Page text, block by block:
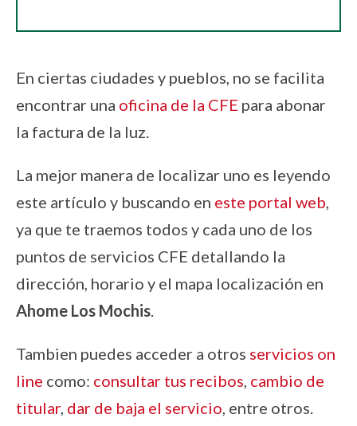
En ciertas ciudades y pueblos, no se facilita
encontrar una oficina de la CFE para abonar
la factura de la luz.
La mejor manera de localizar uno es leyendo
este artículo y buscando en este portal web,
ya que te traemos todos y cada uno de los
puntos de servicios CFE detallando la
dirección, horario y el mapa localización en
Ahome Los Mochis.
Tambien puedes acceder a otros servicios on
line como: consultar tus recibos, cambio de
titular, dar de baja el servicio, entre otros.